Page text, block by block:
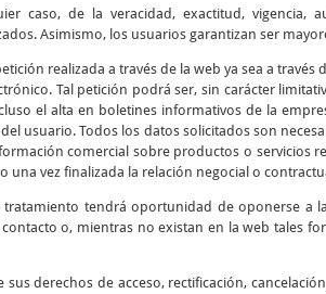
caso, de la veracidad, exactitud, vigencia,
Asimismo, los usuarios garantizan ser
realizada a través de la web ya sea a
Tal petición podrá ser, sin carácter
el alta en boletines informativos de la
usuario. Todos los datos solicitados son
comercial sobre productos o servicios
vez finalizada la relación negocial o
tendrá oportunidad de oponerse a
o, mientras no existan en la web tales
derechos de acceso, rectificación,